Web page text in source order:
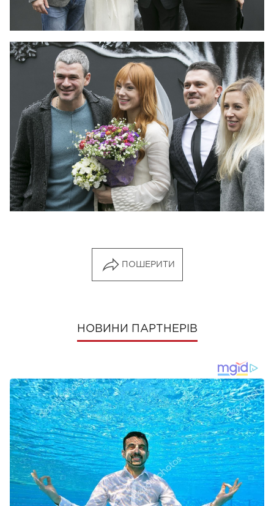
ПОШЕРИТИ
НОВИНИ ПАРТНЕРІВ